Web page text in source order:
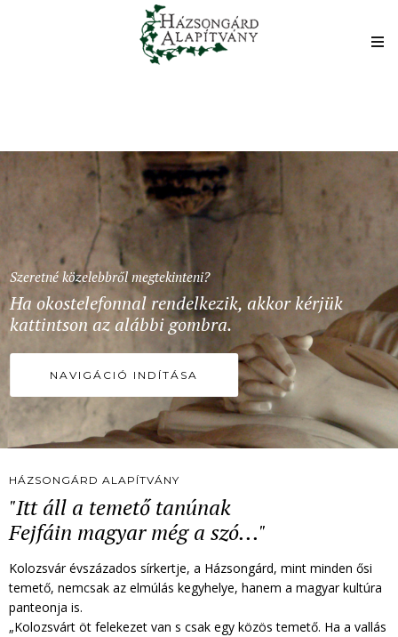
Szeretné közelebbről megtekinteni?
Ha okostelefonnal rendelkezik, akkor kérjük
kattintson az alábbi gombra.
NAVIGÁCIÓ INDÍTÁSA
HÁZSONGÁRD ALAPÍTVÁNY
"Itt áll a temető tanúnak
Fejfáin magyar még a szó..."
Kolozsvár évszázados sírkertje, a Házsongárd, mint minden ősi
temető, nemcsak az elmúlás kegyhelye, hanem a magyar kultúra
panteonja is.
„Kolozsvárt öt felekezet van s csak egy közös temető. Ha a vallás